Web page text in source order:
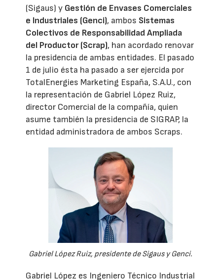
(Sigaus) y Gestión de Envases Comerciales
e Industriales (Genci), ambos Sistemas
Colectivos de Responsabilidad Ampliada
del Productor (Scrap), han acordado renovar
la presidencia de ambas entidades. El pasado
1 de julio ésta ha pasado a ser ejercida por
TotalEnergies Marketing España, S.A.U., con
la representación de Gabriel López Ruiz,
director Comercial de la compañía, quien
asume también la presidencia de SIGRAP, la
entidad administradora de ambos Scraps.
Gabriel López Ruiz, presidente de Sigaus y Genci.
Gabriel López es Ingeniero Técnico Industrial